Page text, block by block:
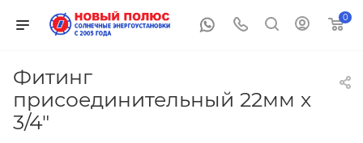
0
Фитинг
присоединительный 22мм х
3/4"